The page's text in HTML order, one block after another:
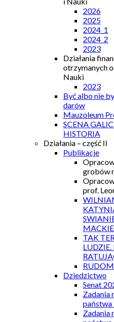
2026
2025
2024_1
2024_2
2023
Działania
otrzymanych
Nauki
2023
Być albo nie
darów
Mauzoleum
SCENA
HISTORIA
Działania – część II
Publikacje
grobów
prof.
TAK
Dziedzictwo
Senat
Zadania
państwa
Zadania